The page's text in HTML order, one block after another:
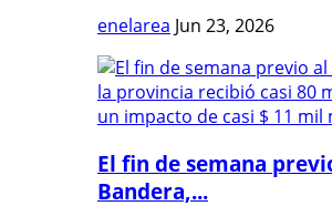
enelarea Jun 23, 2026
El fin de semana
Bandera,...